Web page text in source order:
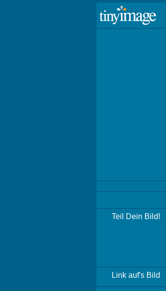
Teil Dein Bild!
Link auf's Bild